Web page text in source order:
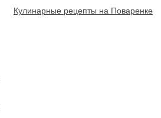
Кулинарные рецепты на Поваренке